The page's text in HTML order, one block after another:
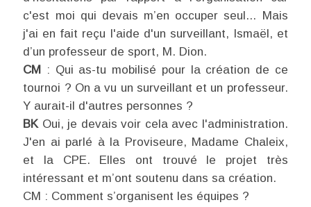
c'est moi qui devais m’en occuper seul... Mais
j'ai en fait reçu l'aide d'un surveillant, Ismaël, et
d’un professeur de sport, M. Dion.
CM : Qui as-tu mobilisé pour la création de ce
tournoi ? On a vu un surveillant et un professeur.
Y aurait-il d'autres personnes ?
BKOui, je devais voir cela avec l'administration.
J'en ai parlé à la Proviseure, Madame Chaleix,
et la CPE. Elles ont trouvé le projet très
intéressant et m’ont soutenu dans sa création.
CM : Comment s’organisent les équipes ?